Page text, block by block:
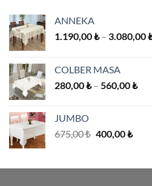
ANNEKA
1.190,00₺ – 3.080,00
COLBER MASA
280,00₺ – 560,00₺Fiyat
JUMBO
675,00₺ Orijinal
400,00₺Şu